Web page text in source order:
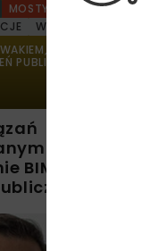
MOSTY
WYWIADY
PUBLICZNYCH.
zacznie
BIM